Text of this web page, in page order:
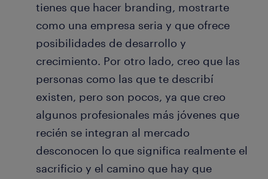
tienes que hacer branding, mostrarte
como una empresa seria y que ofrece
posibilidades de desarrollo y
crecimiento. Por otro lado, creo que las
personas como las que te describí
existen, pero son pocos, ya que creo
algunos profesionales más jóvenes que
recién se integran al mercado
desconocen lo que significa realmente el
sacrificio y el camino que hay que